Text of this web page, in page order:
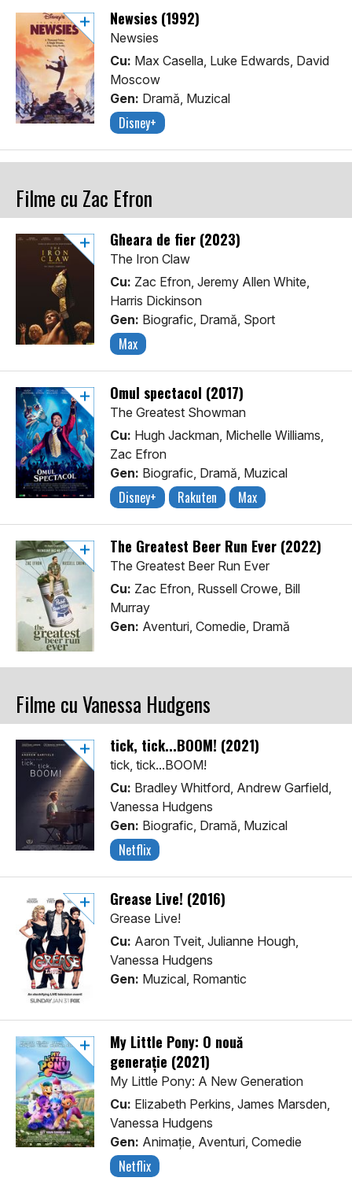
Newsies (1992)
Newsies
Cu: Max Casella, Luke Edwards, David
Moscow
Gen: Dramă, Muzical
Disney+
Filme cu Zac Efron
Gheara de fier (2023)
The Iron Claw
Cu: Zac Efron, Jeremy Allen White,
Harris Dickinson
Gen: Biografic, Dramă, Sport
Max
Omul spectacol (2017)
The Greatest Showman
Cu: Hugh Jackman, Michelle Williams,
Zac Efron
Gen: Biografic, Dramă, Muzical
Disney+ Rakuten Max
The Greatest Beer Run Ever (2022)
The Greatest Beer Run Ever
Cu: Zac Efron, Russell Crowe, Bill
Murray
Gen: Aventuri, Comedie, Dramă
Filme cu Vanessa Hudgens
tick, tick...BOOM! (2021)
tick, tick...BOOM!
Cu: Bradley Whitford, Andrew Garfield,
Vanessa Hudgens
Gen: Biografic, Dramă, Muzical
Netflix
Grease Live! (2016)
Grease Live!
Cu: Aaron Tveit, Julianne Hough,
Vanessa Hudgens
Gen: Muzical, Romantic
My Little Pony: O nouă
generație (2021)
My Little Pony: A New Generation
Cu: Elizabeth Perkins, James Marsden,
Vanessa Hudgens
Gen: Animaţie, Aventuri, Comedie
Netflix